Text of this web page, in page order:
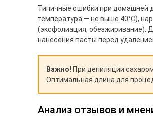
Типичные ошибки при домашней
температура — не выше 40°C),
(эксфолиация, обезжиривание).
нанесения пасты перед
Важно! При депиляции
Оптимальная длина для
Анализ отзывов и